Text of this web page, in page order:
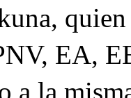
EA,
a la